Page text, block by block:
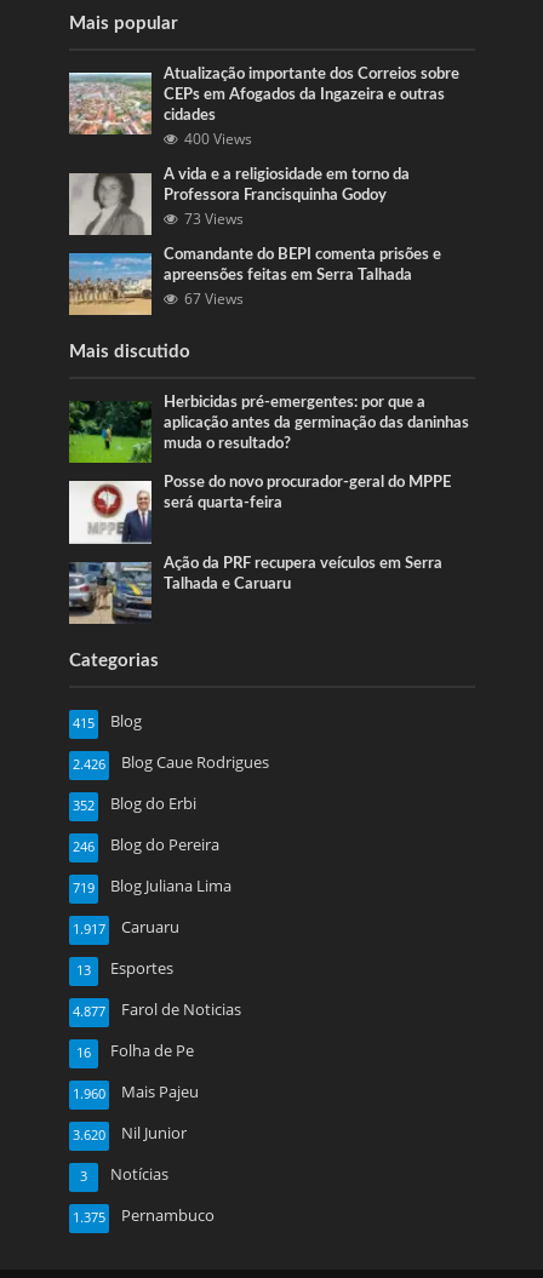
Mais popular
Atualização importante dos Correios sobre
CEPs em Afogados da Ingazeira e outras
cidades
400 Views
A vida e a religiosidade em torno da
Professora Francisquinha Godoy
73 Views
Comandante do BEPI comenta prisões e
apreensões feitas em Serra Talhada
67 Views
Mais discutido
Herbicidas pré-emergentes: por que a
aplicação antes da germinação das daninhas
muda o resultado?
Posse do novo procurador-geral do MPPE
será quarta-feira
Ação da PRF recupera veículos em Serra
Talhada e Caruaru
Categorias
Blog
415
Blog Caue Rodrigues
2.426
Blog do Erbi
352
Blog do Pereira
246
Blog Juliana Lima
719
Caruaru
1.917
Esportes
13
Farol de Noticias
4.877
Folha de Pe
16
Mais Pajeu
1.960
Nil Junior
3.620
Notícias
3
Pernambuco
1.375